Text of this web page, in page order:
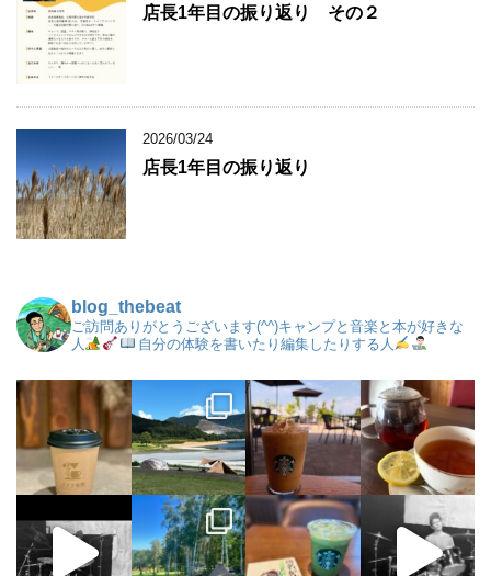
店長1年目の振り返り その２
2026/03/24
店長1年目の振り返り
blog_thebeat
ご訪問ありがとうございます(^^)キャンプと音楽と本が好きな
人
自分の体験を書いたり編集したりする人